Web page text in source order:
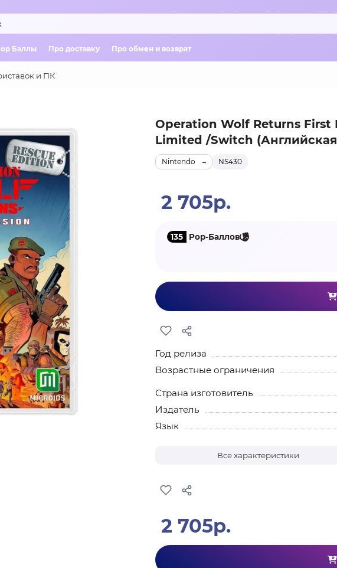
Баллы Про доставку Про обмен и возврат
и ПК
Operation Wolf Returns First
Limited /Switch
NS430
Nintendo
2 705р.
135 Pop-Баллов
Год релиза
Возрастные ограничения
Страна изготовитель
Издатель
Язык
Все характеристики
2 705р.